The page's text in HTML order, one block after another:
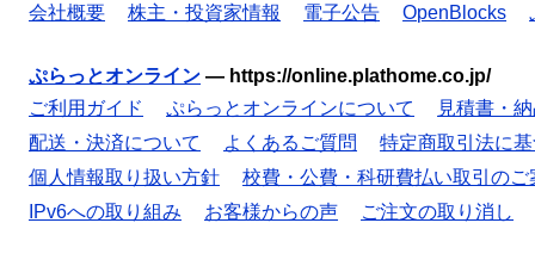
会社概要
株主・投資家情報 電子公告 OpenBlocks
ぷらっとオンライン — https://online.plathome.co.jp/
ご利用ガイド
ぷらっとオンラインについて
見積書・
配送・決済について
よくあるご質問
特定商取引法に
個人情報取り扱い方針
校費・公費・科研費払い取引のご
IPv6への取り組み
お客様からの声 ご注文の取り消し